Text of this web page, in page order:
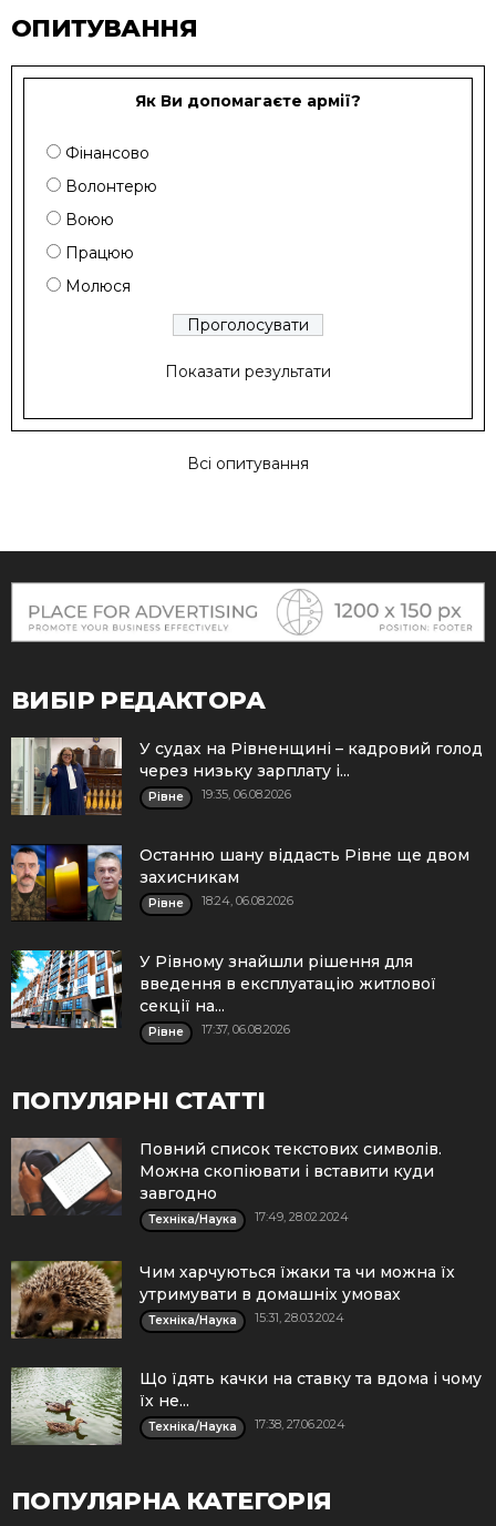
ОПИТУВАННЯ
Як Ви допомагаєте армії?
Фінансово
Волонтерю
Воюю
Працюю
Молюся
Показати результати
Всі опитування
ВИБІР РЕДАКТОРА
У судах на Рівненщині – кадровий голод
через низьку зарплату і...
Рівне 19:35, 06.08.2026
Останню шану віддасть Рівне ще двом
захисникам
Рівне 18:24, 06.08.2026
У Рівному знайшли рішення для
введення в експлуатацію житлової
секції на...
Рівне 17:37, 06.08.2026
ПОПУЛЯРНІ СТАТТІ
Повний список текстових символів.
Можна скопіювати і вставити куди
завгодно
Техніка/Наука 17:49, 28.02.2024
Чим харчуються їжаки та чи можна їх
утримувати в домашніх умовах
Техніка/Наука 15:31, 28.03.2024
Що їдять качки на ставку та вдома і чому
їх не...
Техніка/Наука 17:38, 27.06.2024
ПОПУЛЯРНА КАТЕГОРІЯ